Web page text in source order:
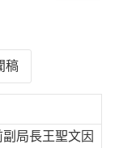
稿
局長王聖文因